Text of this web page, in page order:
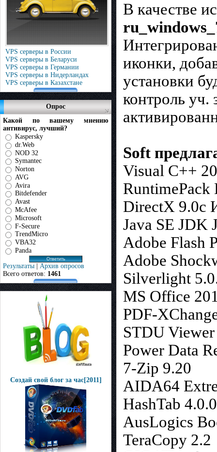
VPS серверы в России
VPS серверы в Беларуси
VPS серверы в Германии
VPS серверы в Нидерландах
VPS серверы в Казахстане
Опрос
Какой по вашему мнению
антивирус, лучший?
Kaspersky
dr.Web
NOD 32
Symantec
Norton
AVG
Avira
Bitdefender
Avast
McAfee
Microsoft
F-Secure
TrendMicro
VBA32
Panda
Результаты | Архив опросов
Всего ответов: 1461
Создай свой блог за час[2011]
В качестве
иконки,
установки
контроль
Soft
Visual C++
RuntimePack
DirectX 9.0с
Java SE JDK
Adobe Flash
Adobe
Silverlight
MS Office
PDF-
STDU
Power Data
7-Zip 9.20
AIDA64
HashTab
AusLogics
TeraCopy 2.2